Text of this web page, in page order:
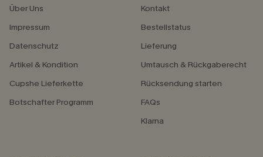
Über Uns
Impressum
Datenschutz
Artikel & Kondition
Cupshe Lieferkette
Botschafter Programm
Kontakt
Bestellstatus
Lieferung
Umtausch & Rückgaberecht
Rücksendung starten
FAQs
Klarna